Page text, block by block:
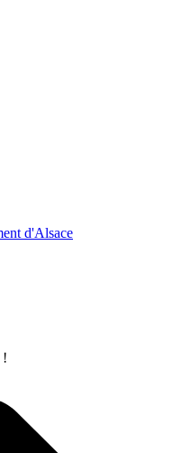
!